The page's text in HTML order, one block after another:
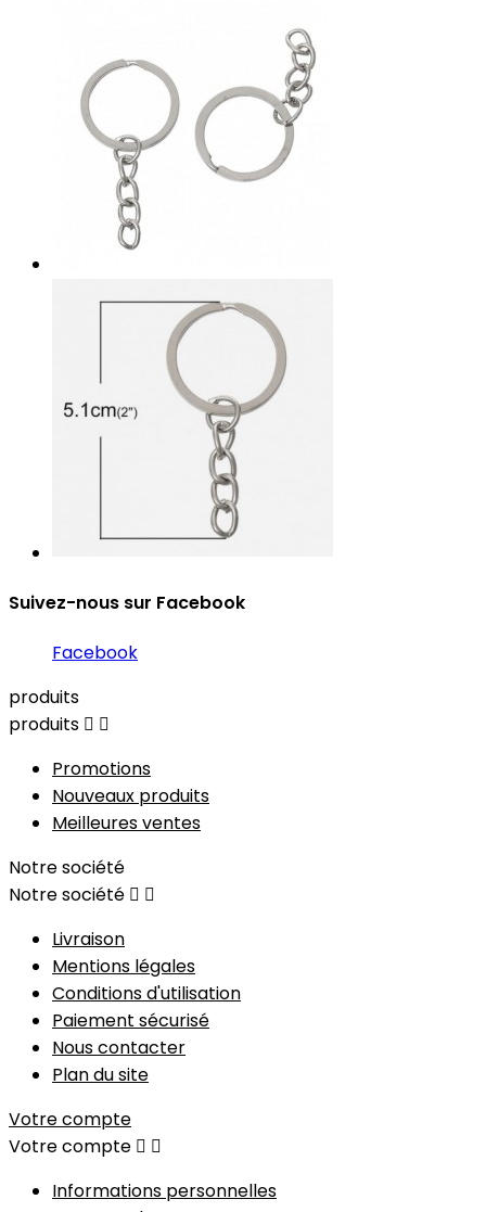
Suivez-nous sur Facebook
Facebook
produits
produits  
Promotions
Nouveaux produits
Meilleures ventes
Notre société
Notre société  
Livraison
Mentions légales
Conditions d'utilisation
Paiement sécurisé
Nous contacter
Plan du site
Votre compte
Votre compte  
Informations personnelles